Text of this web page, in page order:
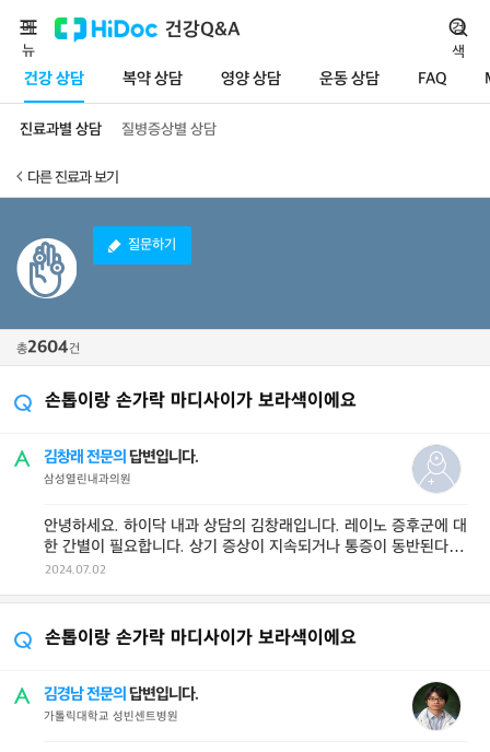
건강Q&A
건강 상담 복약 상담 영양 상담 운동 상담 FAQ
메
뉴
검
색
진료과별 상담 질병증상별 상담
다른 진료과 보기
질문하기
총2604건
손톱이랑 손가락 마디사이가 보라색이에요
김창래 전문의 답변입니다.
삼성열린내과의원
안녕하세요. 하이닥 내과 상담의 김창래입니다. 레이노 증후군에 대
한 간별이 필요합니다. 상기 증상이 지속되거나 통증이 동반된다면
류마티스 내과 내원하여 진료를 ...
2024.07.02
손톱이랑 손가락 마디사이가 보라색이에요
김경남 전문의 답변입니다.
가톨릭대학교 성빈센트병원